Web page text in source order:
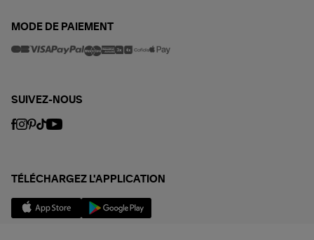
MODE DE PAIEMENT
SUIVEZ-NOUS
TÉLÉCHARGEZ L'APPLICATION